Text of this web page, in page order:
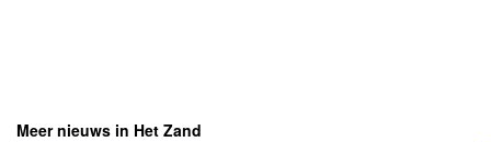
Meer nieuws in Het Zand